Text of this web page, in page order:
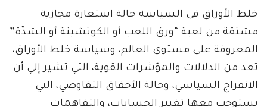
خلط الأوراق في السياسة حالة استعارة مجازية
مشتقة من لعبة “ورق اللعب أو الكوتشينة أو الشدّة”
المعروفة على مستوى العالم، وسياسة خلط الأوراق،
تعد من الدلالات والمؤشرات القوية، التي تشير إلي أن
الانفراج السياسي، وحالة الأخفاق التفاوضي، التي
يستوجب معها تغيير الحسابات، والتفاهمات